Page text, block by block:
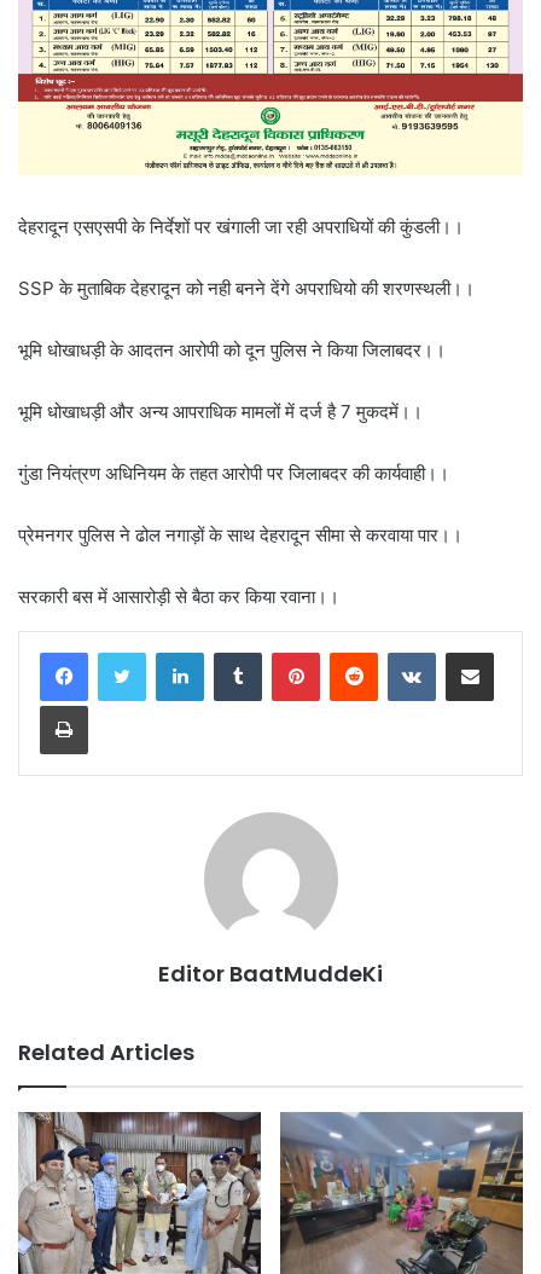
देहरादून एसएसपी के निर्देशों पर खंगाली जा रही अपराधियों की कुंडली।।
SSP के मुताबिक देहरादून को नही बनने देंगे अपराधियो की शरणस्थली।।
भूमि धोखाधड़ी के आदतन आरोपी को दून पुलिस ने किया जिलाबदर।।
भूमि धोखाधड़ी और अन्य आपराधिक मामलों में दर्ज है 7 मुकदमें।।
गुंडा नियंत्रण अधिनियम के तहत आरोपी पर जिलाबदर की कार्यवाही।।
प्रेमनगर पुलिस ने ढोल नगाड़ों के साथ देहरादून सीमा से करवाया पार।।
सरकारी बस में आसारोड़ी से बैठा कर किया रवाना।।
LinkedInTumblr PinterestReddit VKontakteShare via Email
Print
Editor BaatMuddeKi
Related Articles